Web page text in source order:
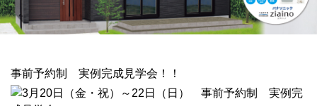
事前予約制 実例完成見学会！！